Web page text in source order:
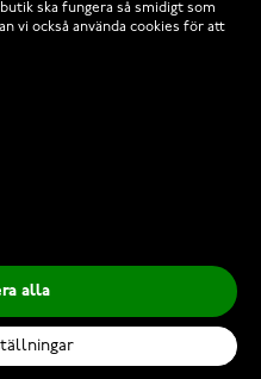
ska fungera så smidigt som
vi också använda cookies för att
alla